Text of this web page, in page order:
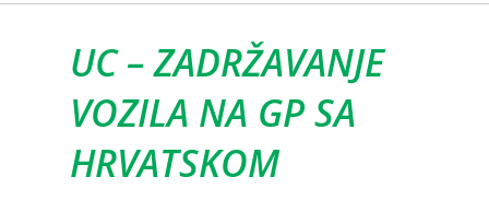
UC – ZADRŽAVANJE
VOZILA NA GP SA
HRVATSKOM